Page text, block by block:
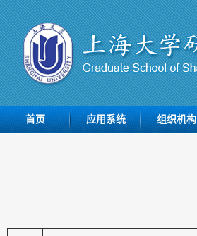
首页 应用系统 组织机构